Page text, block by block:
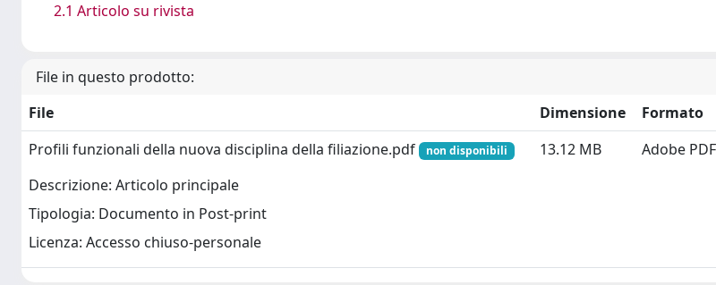
2.1 Articolo su rivista
File in questo prodotto:
File
Dimensione
Formato
Profili funzionali della nuova disciplina della filiazione.pdf
non disponibili
Descrizione: Articolo principale
Tipologia: Documento in Post-print
Licenza: Accesso chiuso-personale
13.12 MB Adobe PDF